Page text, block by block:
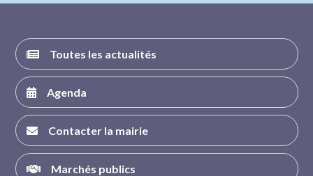
Toutes les actualités
Agenda
Contacter la mairie
Marchés publics